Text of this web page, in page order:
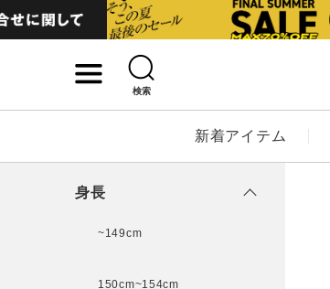
検索
新着アイテム
キーワード
身長
~149cm
150cm~154cm